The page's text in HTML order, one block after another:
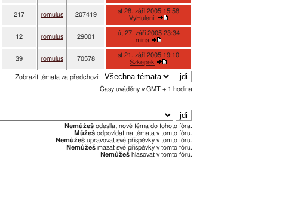
217 romulus 207419
st 28. září 2005 15:58
VyHulení:
12 romulus 29001
út 27. září 2005 23:34
mina
39 romulus 70578
st 21. září 2005 19:10
Szkepek
Zobrazit témata za předchozí:
Časy uváděny v GMT + 1 hodina
Nemůžeš odesílat nové téma do tohoto fóra.
Můžeš odpovídat na témata v tomto fóru.
Nemůžeš upravovat své příspěvky v tomto fóru.
Nemůžeš mazat své příspěvky v tomto fóru.
Nemůžeš hlasovat v tomto fóru.